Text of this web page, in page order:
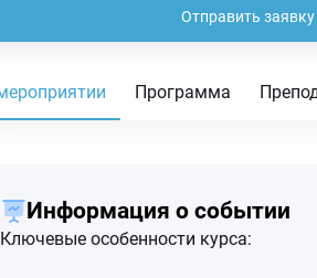
Отправить заявку
Программа
Информация о событии
Ключевые особенности курса: